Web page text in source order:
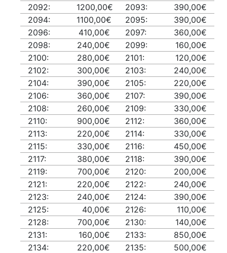
2092:
1200,00€ 2093:
390,00€
2094:
1100,00€ 2095:
390,00€
2096:
410,00€ 2097:
360,00€
2098:
240,00€ 2099:
160,00€
2100:
280,00€ 2101:
120,00€
2102:
300,00€ 2103:
240,00€
2104:
390,00€ 2105:
220,00€
2106:
360,00€ 2107:
390,00€
2108:
260,00€ 2109:
330,00€
2110:
900,00€ 2112:
360,00€
2113:
220,00€ 2114:
330,00€
2115:
330,00€ 2116:
450,00€
2117:
380,00€ 2118:
390,00€
2119:
700,00€ 2120:
200,00€
2121:
220,00€ 2122:
240,00€
2123:
240,00€ 2124:
390,00€
2125:
40,00€ 2126:
110,00€
2128:
700,00€ 2130:
140,00€
2131:
160,00€ 2133:
850,00€
2134:
220,00€ 2135:
500,00€